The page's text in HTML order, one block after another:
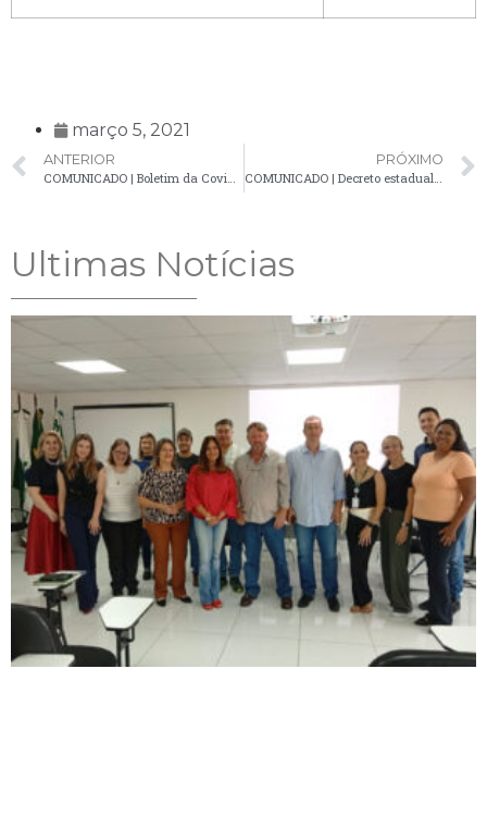
março 5, 2021
ANTERIOR
COMUNICADO | Boletim da Covid-19 apresenta novo óbito e mais 35 casos confirmados
PRÓXIMO
COMUNICADO | Decreto estadual é prorrogado e suspende novas ações municipais
Ultimas Notícias